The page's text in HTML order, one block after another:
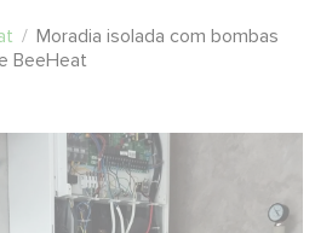
/ Moradia isolada com bombas
BeeHeat